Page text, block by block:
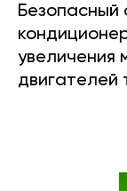
Безопасный
увеличения
двигателей